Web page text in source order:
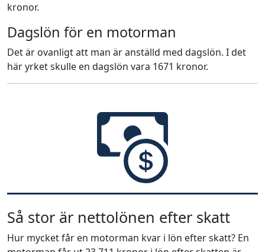
kronor.
Dagslön för en motorman
Det är ovanligt att man är anställd med dagslön. I det
här yrket skulle en dagslön vara 1671 kronor.
Så stor är nettolönen efter skatt
Hur mycket får en motorman kvar i lön efter skatt? En